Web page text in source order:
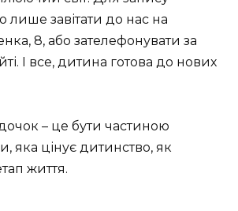
лише завітати до нас на
8, або зателефонувати за
І все, дитина готова до нових
– це бути частиною
яка цінує дитинство, як
життя.